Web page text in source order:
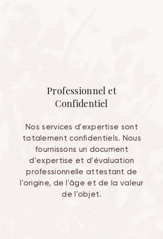
Professionnel et
Confidentiel
Nos services d'expertise sont
totalement confidentiels. Nous
fournissons un document
d'expertise et d'évaluation
professionnelle attestant de
l'origine, de l'âge et de la valeur
de l'objet.